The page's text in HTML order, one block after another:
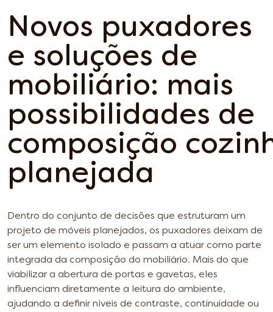
Novos puxadores
e soluções de
mobiliário: mais
possibilidades de
composição
planejada
Dentro do conjunto de decisões que estruturam um
projeto de móveis planejados, os puxadores deixam de
ser um elemento isolado e passam a atuar como parte
integrada da composição do mobiliário. Mais do que
viabilizar a abertura de portas e gavetas, eles
influenciam diretamente a leitura do ambiente,
ajudando a definir níveis de contraste, continuidade ou